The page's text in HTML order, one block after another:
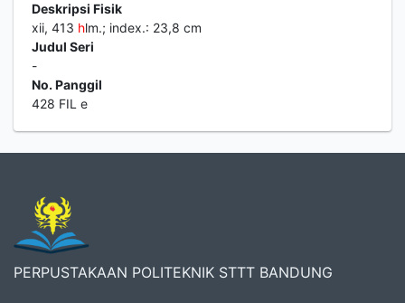
Deskripsi Fisik
xii, 413 hlm.; index.: 23,8 cm
Judul Seri
-
No. Panggil
428 FIL e
PERPUSTAKAAN POLITEKNIK STTT BANDUNG